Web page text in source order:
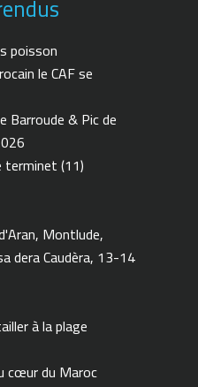
poisson
le CAF se
Barroude & Pic de
terminet (11)
Montlude,
dera Caudèra, 13-14
à la plage
cœur du Maroc